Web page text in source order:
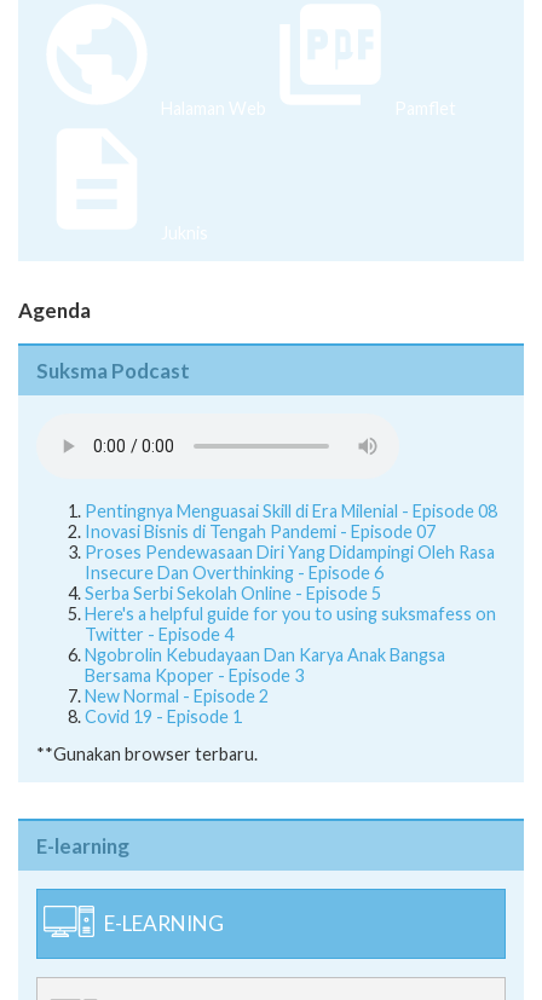
Halaman Web Pamflet
Juknis
Agenda
Suksma Podcast
Pentingnya Menguasai Skill di Era Milenial - Episode 08
Inovasi Bisnis di Tengah Pandemi - Episode 07
Proses Pendewasaan Diri Yang Didampingi Oleh Rasa
Insecure Dan Overthinking - Episode 6
Serba Serbi Sekolah Online - Episode 5
Here's a helpful guide for you to using suksmafess on
Twitter - Episode 4
Ngobrolin Kebudayaan Dan Karya Anak Bangsa
Bersama Kpoper - Episode 3
New Normal - Episode 2
Covid 19 - Episode 1
**Gunakan browser terbaru.
E-learning
E-LEARNING